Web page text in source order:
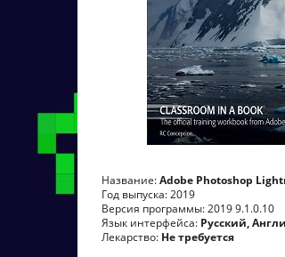
Название:Adobe Photoshop
Год выпуска: 2019
Версия программы: 2019 9.1.0.10
Язык интерфейса: Русский,
Лекарство: Не требуется